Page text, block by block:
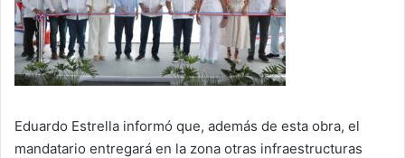
Eduardo Estrella informó que, además de esta obra, el
mandatario entregará en la zona otras infraestructuras